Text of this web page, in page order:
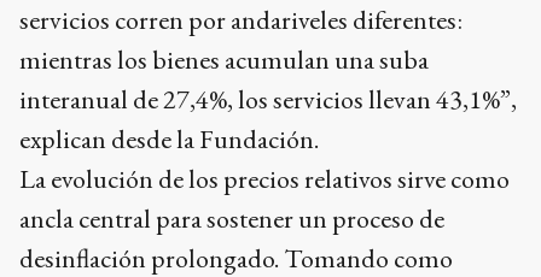
servicios corren por andariveles diferentes:
mientras los bienes acumulan una suba
interanual de 27,4%, los servicios llevan 43,1%”,
explican desde la Fundación.
La evolución de los precios relativos sirve como
ancla central para sostener un proceso de
desinflación prolongado. Tomando como